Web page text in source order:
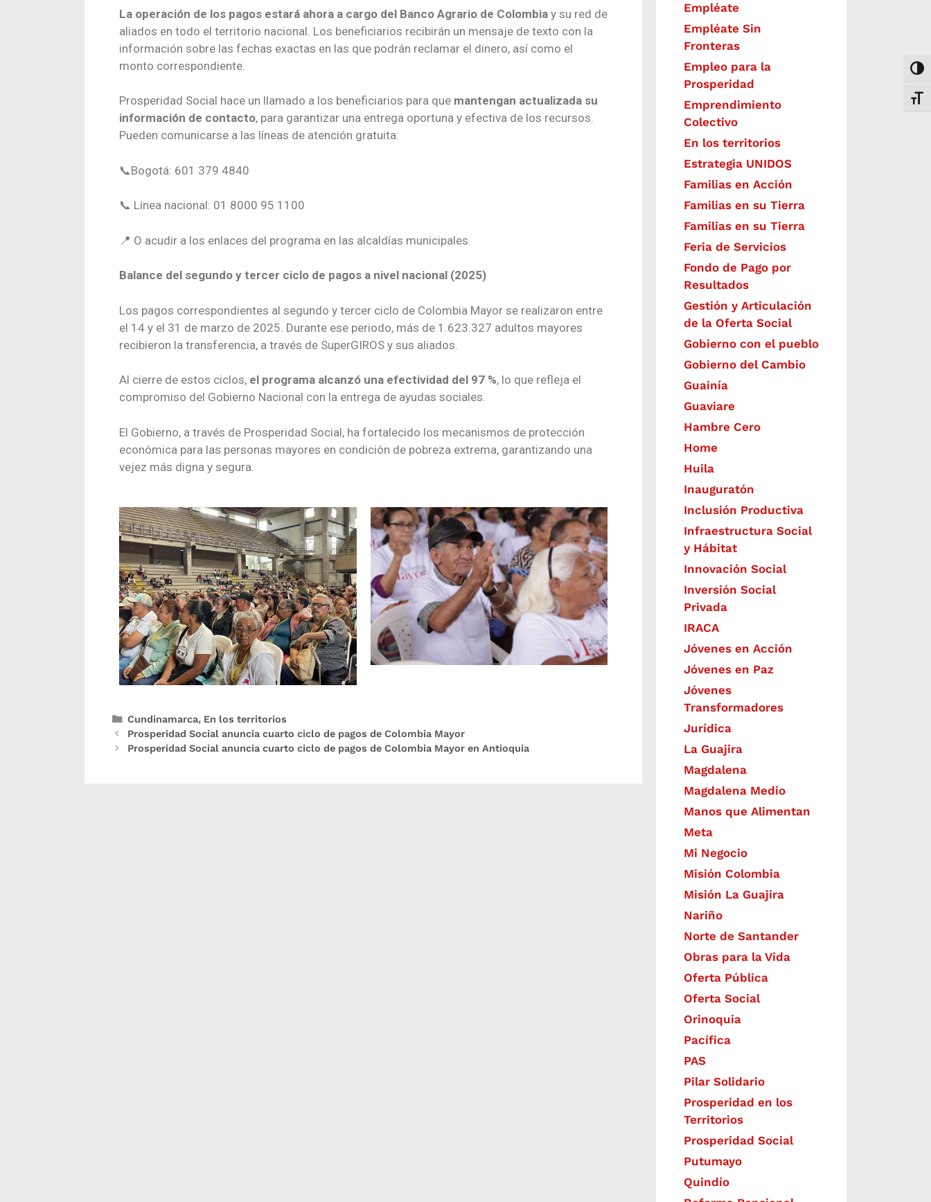
La operación de los pagos estará ahora a cargo del Banco Agrario de Colombia y su red de
aliados en todo el territorio nacional. Los beneficiarios recibirán un mensaje de texto con la
información sobre las fechas exactas en las que podrán reclamar el dinero, así como el
monto correspondiente.
Prosperidad Social hace un llamado a los beneficiarios para que mantengan actualizada su
información de contacto, para garantizar una entrega oportuna y efectiva de los recursos.
Pueden comunicarse a las líneas de atención gratuita:
📞Bogotá: 601 379 4840
📞 Línea nacional: 01 8000 95 1100
📍 O acudir a los enlaces del programa en las alcaldías municipales.
Balance del segundo y tercer ciclo de pagos a nivel nacional (2025)
Los pagos correspondientes al segundo y tercer ciclo de Colombia Mayor se realizaron entre
el 14 y el 31 de marzo de 2025. Durante ese periodo, más de 1.623.327 adultos mayores
recibieron la transferencia, a través de SuperGIROS y sus aliados.
Al cierre de estos ciclos, el programa alcanzó una efectividad del 97 %, lo que refleja el
compromiso del Gobierno Nacional con la entrega de ayudas sociales.
El Gobierno, a través de Prosperidad Social, ha fortalecido los mecanismos de protección
económica para las personas mayores en condición de pobreza extrema, garantizando una
vejez más digna y segura.
Cundinamarca, En los territorios
Prosperidad Social anuncia cuarto ciclo de pagos de Colombia Mayor
Prosperidad Social anuncia cuarto ciclo de pagos de Colombia Mayor en Antioquia
Empléate
Empléate Sin
Fronteras
Empleo para la
Prosperidad
Emprendimiento
Colectivo
En los territorios
Estrategia UNIDOS
Familias en Acción
Familias en su Tierra
Familias en su Tierra
Feria de Servicios
Fondo de Pago por
Resultados
Gestión y Articulación
de la Oferta Social
Gobierno con el pueblo
Gobierno del Cambio
Guainía
Guaviare
Hambre Cero
Home
Huila
Inauguratón
Inclusión Productiva
Infraestructura Social
y Hábitat
​Innovación Social
Inversión Social
Privada
IRACA
Jóvenes en Acción
Jóvenes en Paz
Jóvenes
Transformadores
Jurídica
La Guajira
Magdalena
Magdalena Medio
Manos que Alimentan
Meta
Mi Negocio
Misión Colombia
Misión La Guajira
Nariño
Norte de Santander
Obras para la Vida
Oferta Pública
Oferta Social​​
Orinoquia
Pacífica
PAS
Pilar Solidario
Prosperidad en los
Territorios
Prosperidad Social
Putumayo
Quindío